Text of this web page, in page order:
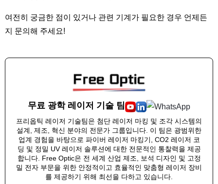
여전히 궁금한 점이 있거나 관련 기계가 필요한 경우 언제든
지 문의해 주세요!
무료 광학 레이저 기술 팀
프리옵틱 레이저 기술팀은 첨단 레이저 마킹 및 조각 시스템의
설계, 제조, 혁신 분야의 전문가 그룹입니다. 이 팀은 광범위한
업계 경험을 바탕으로 파이버 레이저 마킹기, CO2 레이저 코
딩 및 정밀 UV 레이저 솔루션에 대한 전문적인 통찰력을 제공
합니다. Free Optic은 전 세계 산업 제조, 보석 디자인 및 고정
밀 전자 부문을 위한 안정적이고 효율적인 맞춤형 레이저 장비
를 제공하기 위해 최선을 다하고 있습니다.